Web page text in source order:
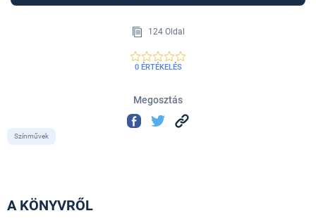
124 Oldal
0 ÉRTÉKELÉS
Megosztás
Színművek
A KÖNYVRŐL